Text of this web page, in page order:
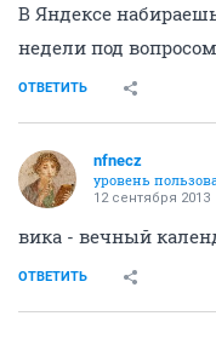
В Яндексе
недели под вопросом
ОТВЕТИТЬ
nfnecz
уровень
12 сентября 2013
вика - вечный
ОТВЕТИТЬ